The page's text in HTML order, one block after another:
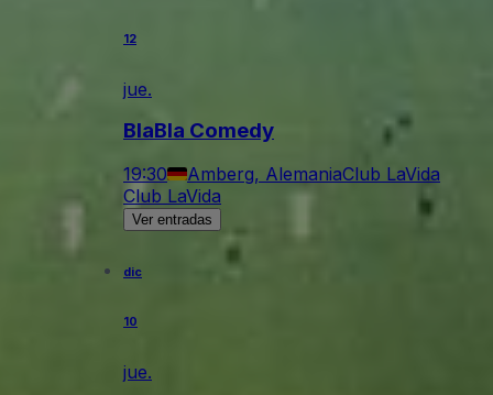
12
jue.
BlaBla Comedy
19:30 Amberg, AlemaniaClub LaVida
Club LaVida
Ver entradas
dic
10
jue.